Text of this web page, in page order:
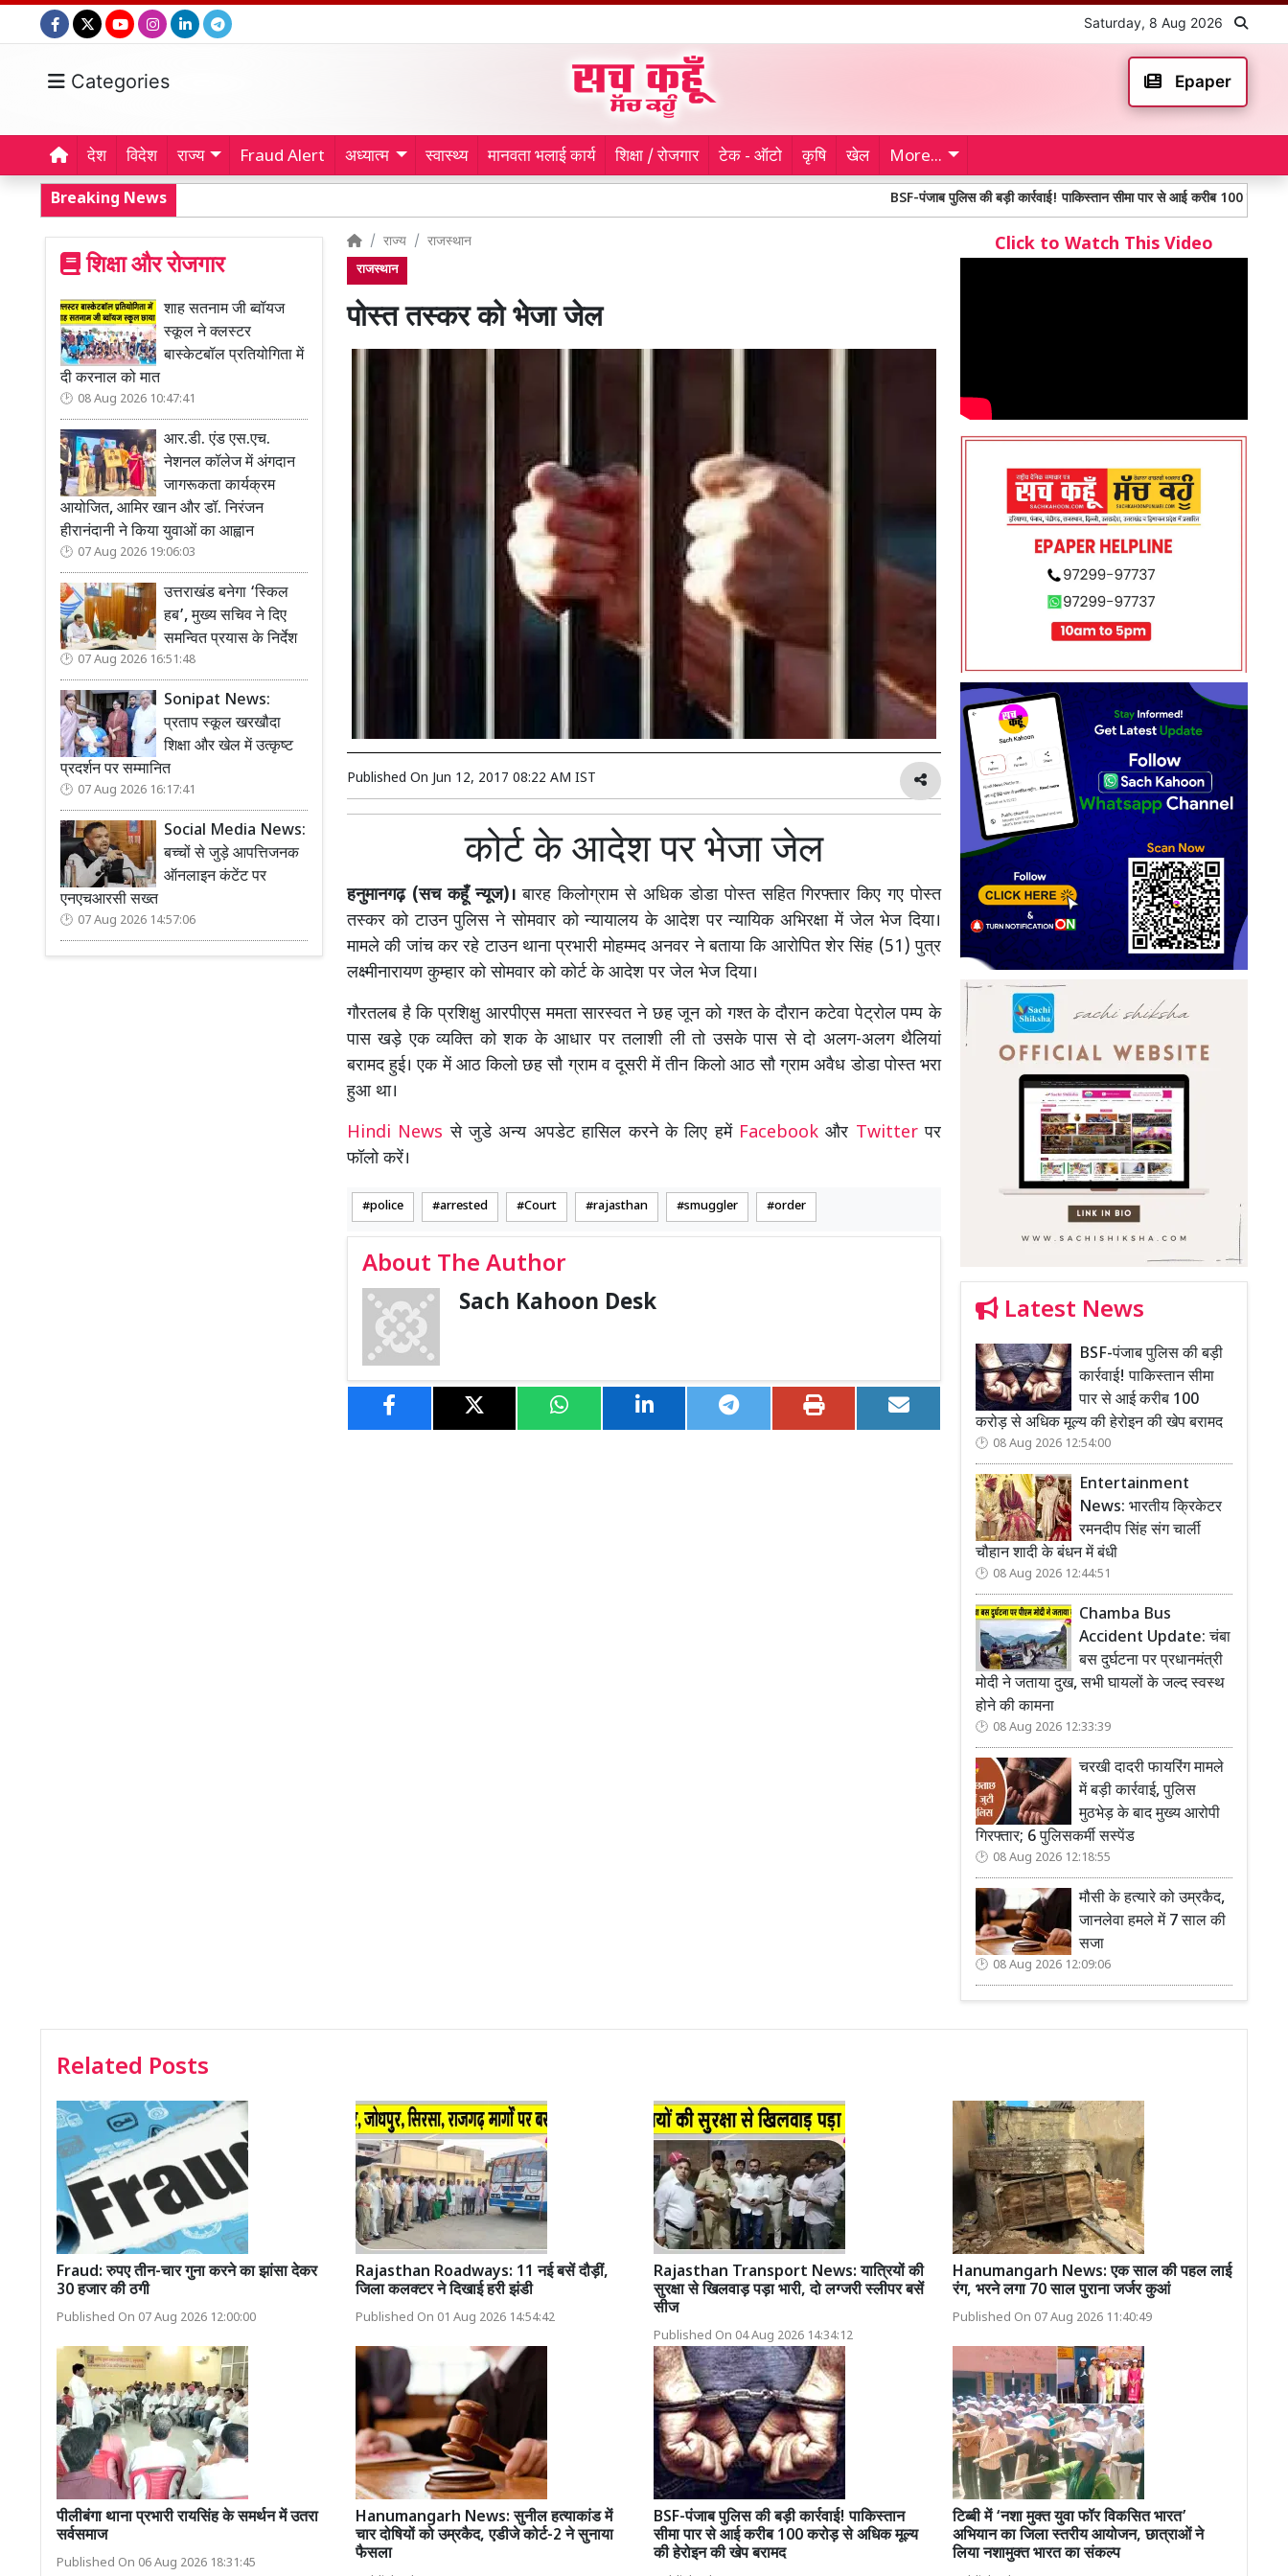
Saturday, 8 Aug 2026
Categories Epaper
देश विदेश राज्य Fraud Alert अध्यात्म स्वास्थ्य मानवता भलाई कार्य शिक्षा / रोजगार टेक - ऑटो कृषि खेल More...
Breaking News BSF-पंजाब पुलिस की बड़ी कार्रवाई! पाकिस्तान सीमा पार से आई करीब 100 करोड़ से अधिक मूल्य
शिक्षा और रोजगार
शाह सतनाम जी ब्वॉयज
स्कूल ने क्लस्टर
बास्केटबॉल प्रतियोगिता में
दी करनाल को मात
08 Aug 2026 10:47:41
आर.डी. एंड एस.एच.
नेशनल कॉलेज में अंगदान
जागरूकता कार्यक्रम
आयोजित, आमिर खान और डॉ. निरंजन
हीरानंदानी ने किया युवाओं का आह्वान
07 Aug 2026 19:06:03
उत्तराखंड बनेगा ‘स्किल
हब’, मुख्य सचिव ने दिए
समन्वित प्रयास के निर्देश
07 Aug 2026 16:51:48
Sonipat News:
प्रताप स्कूल खरखौदा
शिक्षा और खेल में उत्कृष्ट
प्रदर्शन पर सम्मानित
07 Aug 2026 16:17:41
Social Media News:
बच्चों से जुड़े आपत्तिजनक
ऑनलाइन कंटेंट पर
एनएचआरसी सख्त
07 Aug 2026 14:57:06
राज्य राजस्थान
राजस्थान
पोस्त तस्कर को भेजा जेल
Published On Jun 12, 2017 08:22 AM IST
कोर्ट के आदेश पर भेजा जेल
हनुमानगढ़ (सच कहूँ न्यूज)। बारह किलोग्राम से अधिक डोडा पोस्त सहित गिरफ्तार किए गए पोस्त
तस्कर को टाउन पुलिस ने सोमवार को न्यायालय के आदेश पर न्यायिक अभिरक्षा में जेल भेज दिया।
मामले की जांच कर रहे टाउन थाना प्रभारी मोहम्मद अनवर ने बताया कि आरोपित शेर सिंह (51) पुत्र
लक्ष्मीनारायण कुम्हार को सोमवार को कोर्ट के आदेश पर जेल भेज दिया।
गौरतलब है कि प्रशिक्षु आरपीएस ममता सारस्वत ने छह जून को गश्त के दौरान कटेवा पेट्रोल पम्प के
पास खड़े एक व्यक्ति को शक के आधार पर तलाशी ली तो उसके पास से दो अलग-अलग थैलियां
बरामद हुई। एक में आठ किलो छह सौ ग्राम व दूसरी में तीन किलो आठ सौ ग्राम अवैध डोडा पोस्त भरा
हुआ था।
Hindi Newsसे जुडे अन्य अपडेट हासिल करने के लिए हमें Facebookऔर Twitterपर
फॉलो करें।
police arrested Court rajasthan smuggler order
About The Author
Sach Kahoon Desk
Click to Watch This Video
Latest News
BSF-पंजाब पुलिस की बड़ी
कार्रवाई! पाकिस्तान सीमा
पार से आई करीब 100
करोड़ से अधिक मूल्य की हेरोइन की खेप बरामद
08 Aug 2026 12:54:00
Entertainment
News: भारतीय क्रिकेटर
रमनदीप सिंह संग चार्ली
चौहान शादी के बंधन में बंधी
08 Aug 2026 12:44:51
Chamba Bus
Accident Update: चंबा
बस दुर्घटना पर प्रधानमंत्री
मोदी ने जताया दुख, सभी घायलों के जल्द स्वस्थ
होने की कामना
08 Aug 2026 12:33:39
चरखी दादरी फायरिंग मामले
में बड़ी कार्रवाई, पुलिस
मुठभेड़ के बाद मुख्य आरोपी
गिरफ्तार; 6 पुलिसकर्मी सस्पेंड
08 Aug 2026 12:18:55
मौसी के हत्यारे को उम्रकैद,
जानलेवा हमले में 7 साल की
सजा
08 Aug 2026 12:09:06
Related Posts
Fraud: रुपए तीन-चार गुना करने का झांसा देकर
30 हजार की ठगी
Published On 07 Aug 2026 12:00:00
Rajasthan Roadways: 11 नई बसें दौड़ीं,
जिला कलक्टर ने दिखाई हरी झंडी
Published On 01 Aug 2026 14:54:42
Rajasthan Transport News: यात्रियों की
सुरक्षा से खिलवाड़ पड़ा भारी, दो लग्जरी स्लीपर बसें
सीज
Published On 04 Aug 2026 14:34:12
Hanumangarh News: एक साल की पहल लाई
रंग, भरने लगा 70 साल पुराना जर्जर कुआं
Published On 07 Aug 2026 11:40:49
पीलीबंगा थाना प्रभारी रायसिंह के समर्थन में उतरा
सर्वसमाज
Published On 06 Aug 2026 18:31:45
Hanumangarh News: सुनील हत्याकांड में
चार दोषियों को उम्रकैद, एडीजे कोर्ट-2 ने सुनाया
फैसला
BSF-पंजाब पुलिस की बड़ी कार्रवाई! पाकिस्तान
सीमा पार से आई करीब 100 करोड़ से अधिक मूल्य
की हेरोइन की खेप बरामद
टिब्बी में ‘नशा मुक्त युवा फॉर विकसित भारत’
अभियान का जिला स्तरीय आयोजन, छात्राओं ने
लिया नशामुक्त भारत का संकल्प